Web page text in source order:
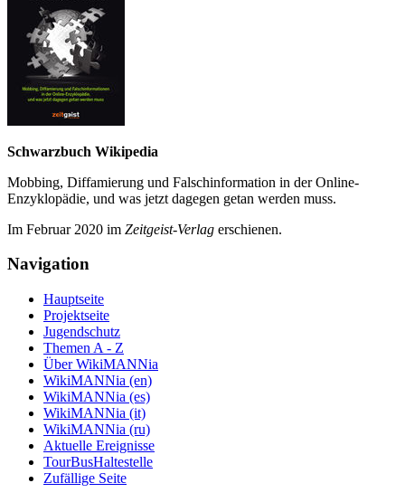
Schwarzbuch Wikipedia
Mobbing, Diffamierung und Falsch­information in der Online-
Enzyklo­pädie, und was jetzt da­gegen getan werden muss.
Im Februar 2020 im Zeit­geist-Verlag erschienen.
Navigation
Hauptseite
Projektseite
Jugendschutz
Themen A - Z
Über WikiMANNia
WikiMANNia (en)
WikiMANNia (es)
WikiMANNia (it)
WikiMANNia (ru)
Aktuelle Ereignisse
TourBusHaltestelle
Zufällige Seite